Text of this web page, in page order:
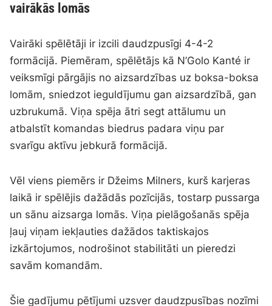
vairākās lomās
Vairāki spēlētāji ir izcili daudzpusīgi 4-4-2
formācijā. Piemēram, spēlētājs kā N’Golo Kanté ir
veiksmīgi pārgājis no aizsardzības uz boksa-boksa
lomām, sniedzot ieguldījumu gan aizsardzībā, gan
uzbrukumā. Viņa spēja ātri segt attālumu un
atbalstīt komandas biedrus padara viņu par
svarīgu aktīvu jebkurā formācijā.
Vēl viens piemērs ir Džeims Milners, kurš karjeras
laikā ir spēlējis dažādās pozīcijās, tostarp pussarga
un sānu aizsarga lomās. Viņa pielāgošanās spēja
ļauj viņam iekļauties dažādos taktiskajos
izkārtojumos, nodrošinot stabilitāti un pieredzi
savām komandām.
Šie gadījumu pētījumi uzsver daudzpusības nozīmi